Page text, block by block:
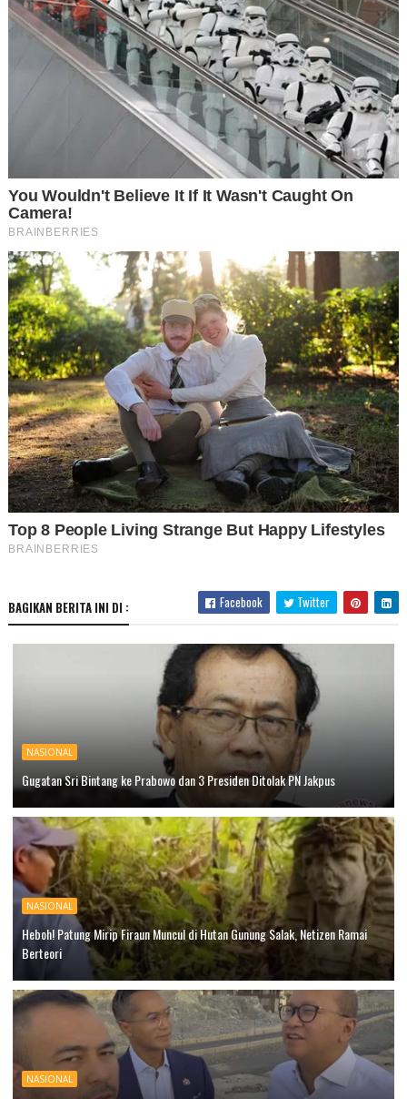
BAGIKAN BERITA INI DI : Facebook Twitter
NASIONAL
Gugatan Sri Bintang ke Prabowo dan 3 Presiden Ditolak PN Jakpus
NASIONAL
Heboh! Patung Mirip Firaun Muncul di Hutan Gunung Salak, Netizen Ramai
Berteori
NASIONAL